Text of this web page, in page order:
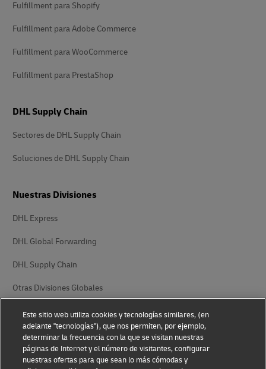
Fulfillment para Shopify
Fulfillment para Adobe Commerce
Fulfillment para WooCommerce
Fulfillment para PrestaShop
DHL Supply Chain
Sectores de DHL Supply Chain
Soluciones de DHL Supply Chain
Nuestras Divisiones
DHL Express
DHL Global Forwarding
DHL Supply Chain
Otras Divisiones Globales
Aviso de privacidad Aviso Legal
Este sitio web utiliza cookies y tecnologías similares, (en
adelante "tecnologías"), que nos permiten, por ejemplo,
determinar la frecuencia con la que se visitan nuestras
páginas de Internet y el número de visitantes, configurar
nuestras ofertas para que sean lo más cómodas y